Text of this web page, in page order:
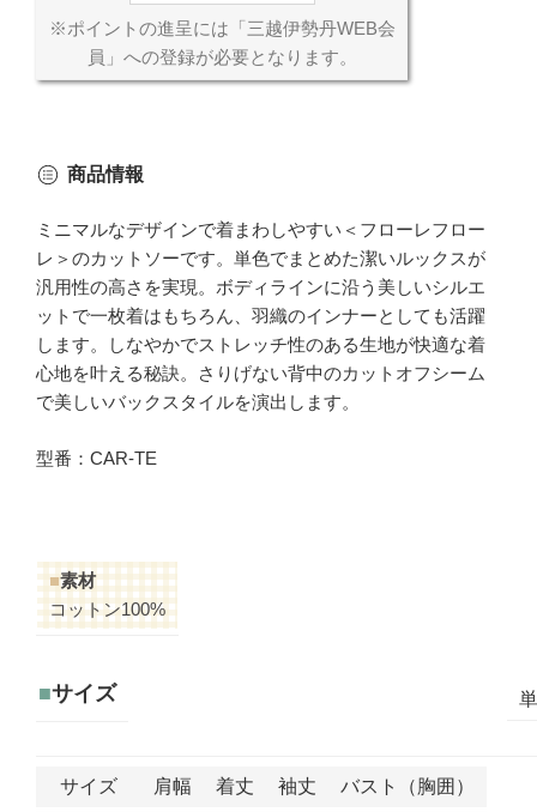
※ポイントの進呈には「三越伊勢丹WEB会
員」への登録が必要となります。
商品情報
ミニマルなデザインで着まわしやすい＜フローレフロー
レ＞のカットソーです。単色でまとめた潔いルックスが
汎用性の高さを実現。ボディラインに沿う美しいシルエ
ットで一枚着はもちろん、羽織のインナーとしても活躍
します。しなやかでストレッチ性のある生地が快適な着
心地を叶える秘訣。さりげない背中のカットオフシーム
で美しいバックスタイルを演出します。
型番：CAR-TE
■素材
コットン100%
■サイズ
サイズ 肩幅 着丈 袖丈 バスト（胸囲）